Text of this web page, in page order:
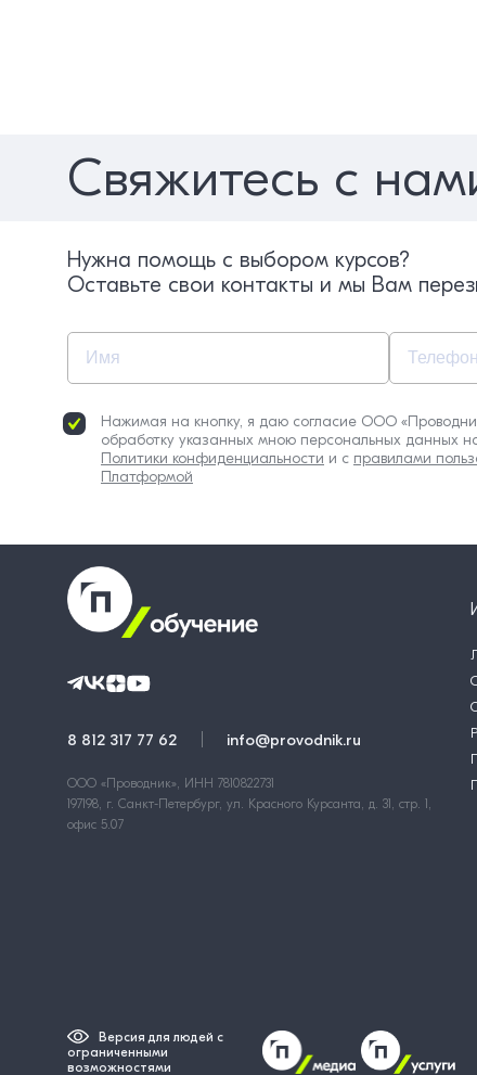
Свяжитесь с
Нужна помощь с выбором курсов?
Оставьте свои контакты и мы Вам
Нажимая на кнопку, я даю согласие ООО
обработку указанных мною персональных данных
Политики конфиденциальности и с правилами
Платформой
8 812 317 77 62 info@provodnik.ru
ООО «Проводник», ИНН 7810822731
197198, г. Санкт-Петербург, ул. Красного Курсанта, д. 31, стр. 1,
офис 5.07
Версия для людей с
ограниченными
возможностями